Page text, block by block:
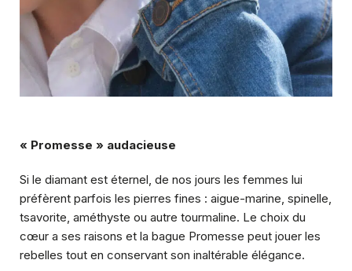
« Promesse » audacieuse
Si le diamant est éternel, de nos jours les femmes lui
préfèrent parfois les pierres fines : aigue-marine, spinelle,
tsavorite, améthyste ou autre tourmaline. Le choix du
cœur a ses raisons et la bague Promesse peut jouer les
rebelles tout en conservant son inaltérable élégance.